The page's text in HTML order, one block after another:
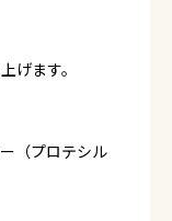
げます。
（プロテシル